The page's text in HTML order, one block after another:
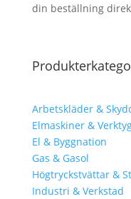
din beställning
Arbetskläder &
Elmaskiner &
El & Byggnation
Gas & Gasol
Högtryckstvättar &
Industri & Verkstad